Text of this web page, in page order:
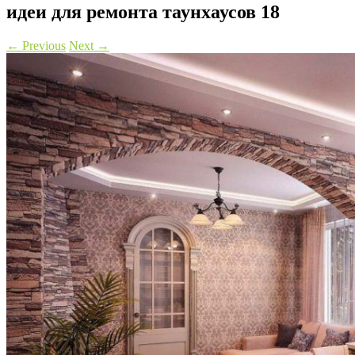
идеи для ремонта таунхаусов 18
← Previous Next →